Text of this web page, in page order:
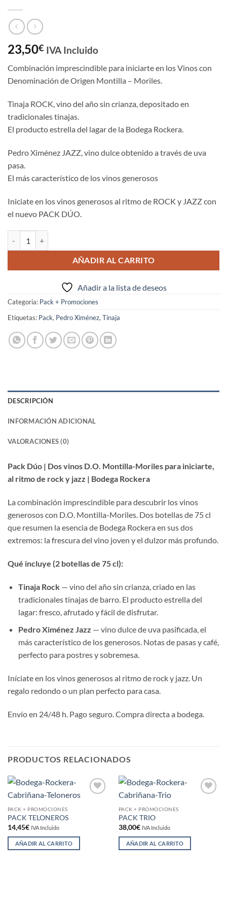
23,50€ IVA Incluido
Combinación imprescindible para iniciarte en los Vinos con
Denominación de Origen Montilla – Moriles.
Tinaja ROCK, vino del año sin crianza, depositado en
tradicionales tinajas.
El producto estrella del lagar de la Bodega Rockera.
Pedro Ximénez JAZZ, vino dulce obtenido a través de uva
pasa.
El más característico de los vinos generosos
Iniciate en los vinos generosos al ritmo de ROCK y JAZZ con
el nuevo PACK DÚO.
AÑADIR AL CARRITO
Añadir a la lista de deseos
Categoría: Pack + Promociones
Etiquetas: Pack, Pedro Ximénez,Tinaja
DESCRIPCIÓN
INFORMACIÓN ADICIONAL
VALORACIONES (0)
Pack Dúo | Dos vinos D.O. Montilla-Moriles para iniciarte,
al ritmo de rock y jazz | Bodega Rockera
La combinación imprescindible para descubrir los vinos
generosos con D.O. Montilla-Moriles. Dos botellas de 75 cl
que resumen la esencia de Bodega Rockera en sus dos
extremos: la frescura del vino joven y el dulzor más profundo.
Qué incluye (2 botellas de 75 cl):
Tinaja Rock— vino del año sin crianza, criado en las
tradicionales tinajas de barro. El producto estrella del
lagar: fresco, afrutado y fácil de disfrutar.
Pedro Ximénez Jazz — vino dulce de uva pasificada, el
más característico de los generosos. Notas de pasas y café,
perfecto para postres y sobremesa.
Iníciate en los vinos generosos al ritmo de rock y jazz. Un
regalo redondo o un plan perfecto para casa.
Envío en 24/48 h. Pago seguro. Compra directa a bodega.
PRODUCTOS RELACIONADOS
PACK + PROMOCIONES
PACK TELONEROS
14,45€ IVA Incluido
AÑADIR AL CARRITO
PACK + PROMOCIONES
PACK TRIO
38,00€ IVA Incluido
AÑADIR AL CARRITO